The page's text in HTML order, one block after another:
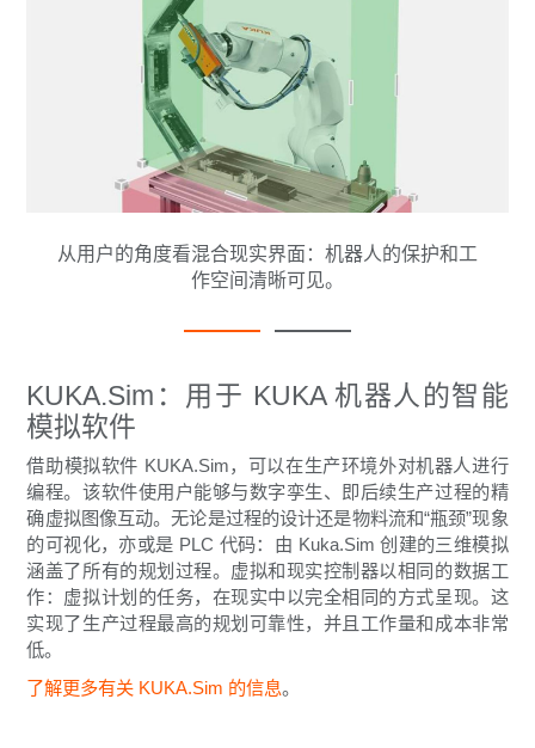
从用户的角度看混合现实界面：机器人的保护和工
作空间清晰可见。
KUKA.Sim：用于 KUKA 机器人的智能
模拟软件
借助模拟软件 KUKA.Sim，可以在生产环境外对机器人进行
编程。该软件使用户能够与数字孪生、即后续生产过程的精
确虚拟图像互动。无论是过程的设计还是物料流和“瓶颈”现象
的可视化，亦或是 PLC 代码：由 Kuka.Sim 创建的三维模拟
涵盖了所有的规划过程。虚拟和现实控制器以相同的数据工
作：虚拟计划的任务，在现实中以完全相同的方式呈现。这
实现了生产过程最高的规划可靠性，并且工作量和成本非常
低。
了解更多有关 KUKA.Sim 的信息。